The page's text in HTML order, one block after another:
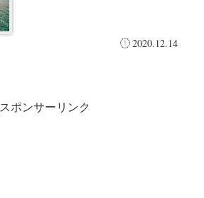
2020.12.14
スポンサーリンク